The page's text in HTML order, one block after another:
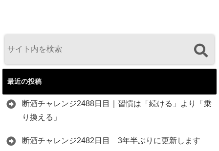
最近の投稿
断酒チャレンジ2488日目｜習慣は「続ける」より「乗
り換える」
断酒チャレンジ2482日目 3年半ぶりに更新します